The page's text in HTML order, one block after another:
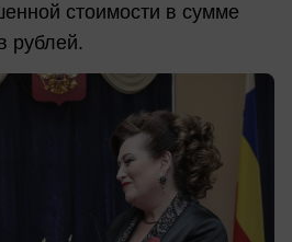
стоимости в сумме
рублей.